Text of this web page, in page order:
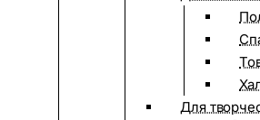
Для